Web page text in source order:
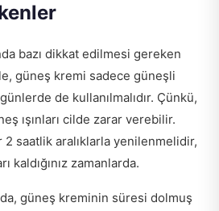
bazı dikkat edilmesi gereken
güneş kremi sadece güneşli
de kullanılmalıdır. Çünkü,
ışınları cilde zarar verebilir.
2 saatlik aralıklarla yenilenmelidir,
kaldığınız zamanlarda.
güneş kreminin süresi dolmuş